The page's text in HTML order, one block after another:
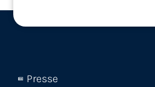
Presse